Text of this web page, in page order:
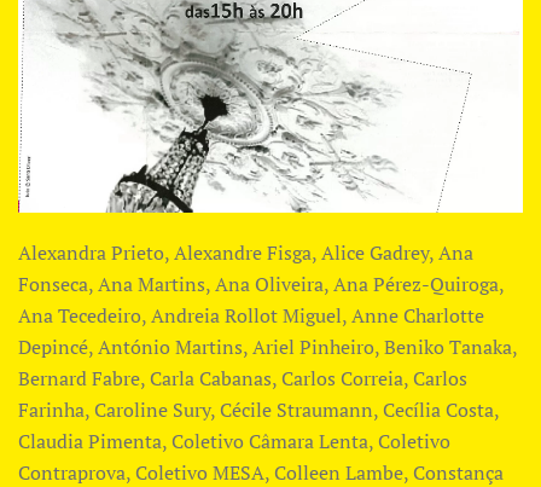
Alexandra Prieto, Alexandre Fisga, Alice Gadrey, Ana
Fonseca, Ana Martins, ​Ana Oliveira, Ana Pérez-Quiroga,
Ana Tecedeiro, Andreia Rollot Miguel, Anne Charlotte
Depincé, António Martins, Ariel Pinheiro, Beniko Tanaka,
Bernard Fabre, Carla Cabanas, Carlos Correia, Carlos
Farinha, Caroline Sury, Cécile Straumann, Cecília Costa,
Claudia Pimenta, Coletivo Câmara Lenta, Coletivo
Contraprova, Coletivo MESA, Colleen Lambe, Constança